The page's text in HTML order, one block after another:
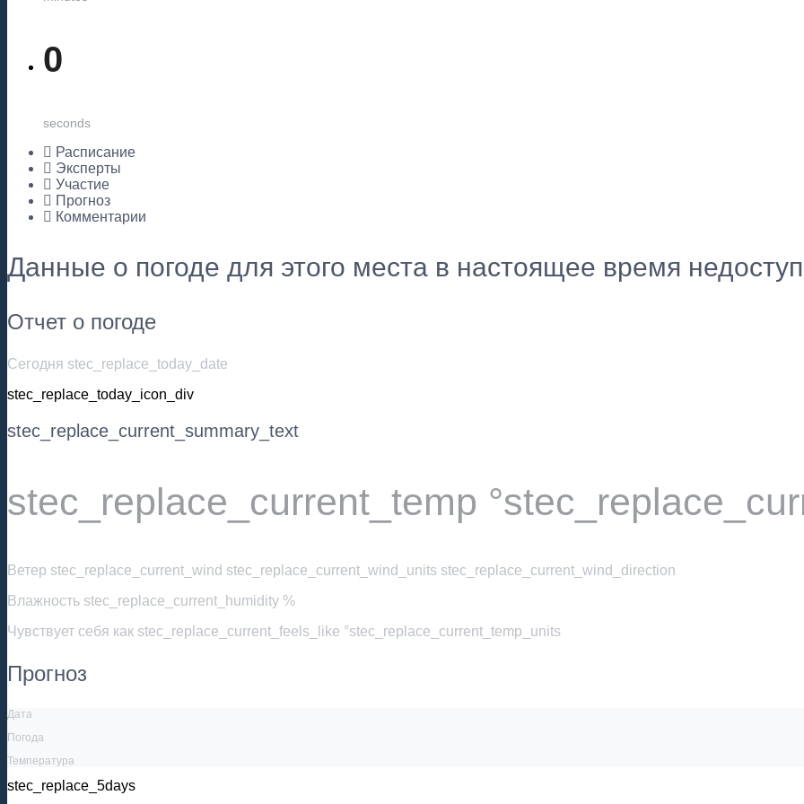
0
seconds
Расписание
Эксперты
Участие
Прогноз
Комментарии
Данные о погоде для этого места в настоящее время
Отчет о погоде
Сегодня stec_replace_today_date
stec_replace_today_icon_div
stec_replace_current_summary_text
stec_replace_current_temp
Ветер stec_replace_current_wind stec_replace_current_wind_units stec_replace_current_wind_direction
Влажность stec_replace_current_humidity %
Чувствует себя как stec_replace_current_feels_like °stec_replace_current_temp_units
Прогноз
Дата
Погода
Температура
stec_replace_5days